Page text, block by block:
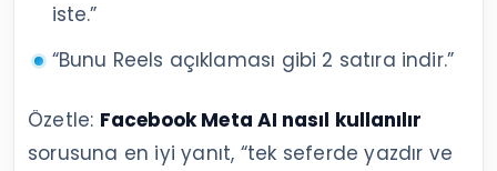
iste.”
“Bunu Reels açıklaması gibi 2 satıra indir.”
Özetle: Facebook Meta AI nasıl kullanılır
sorusuna en iyi yanıt, “tek seferde yazdır ve